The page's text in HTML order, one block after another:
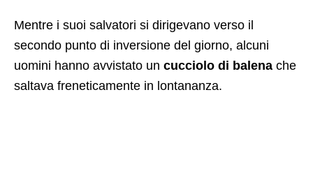
Mentre i suoi salvatori si dirigevano verso il
secondo punto di inversione del giorno, alcuni
uomini hanno avvistato un cucciolo di balena che
saltava freneticamente in lontananza.